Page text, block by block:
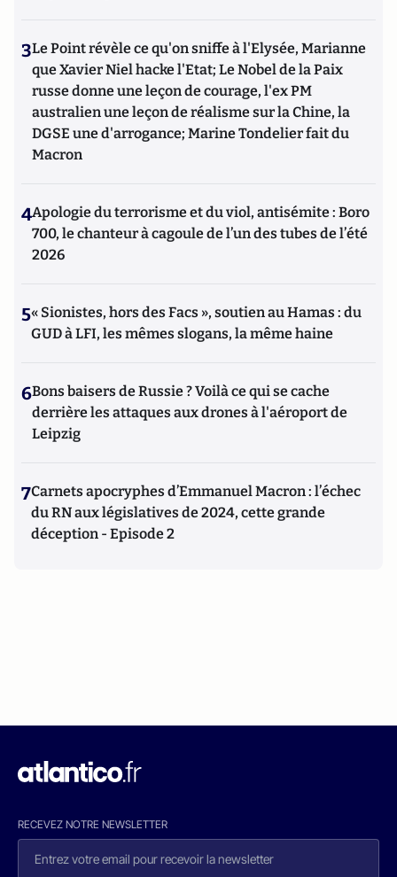
3Le Point révèle ce qu'on sniffe à l'Elysée, Marianne
que Xavier Niel hacke l'Etat; Le Nobel de la Paix
russe donne une leçon de courage, l'ex PM
australien une leçon de réalisme sur la Chine, la
DGSE une d'arrogance; Marine Tondelier fait du
Macron
4Apologie du terrorisme et du viol, antisémite : Boro
700, le chanteur à cagoule de l’un des tubes de l’été
2026
5« Sionistes, hors des Facs », soutien au Hamas : du
GUD à LFI, les mêmes slogans, la même haine
6Bons baisers de Russie ? Voilà ce qui se cache
derrière les attaques aux drones à l'aéroport de
Leipzig
7Carnets apocryphes d’Emmanuel Macron : l’échec
du RN aux législatives de 2024, cette grande
déception - Episode 2
RECEVEZ NOTRE NEWSLETTER